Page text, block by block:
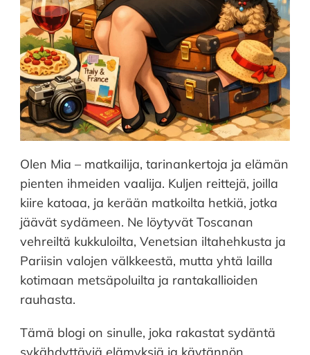
Olen Mia – matkailija, tarinankertoja ja elämän
pienten ihmeiden vaalija. Kuljen reittejä, joilla
kiire katoaa, ja kerään matkoilta hetkiä, jotka
jäävät sydämeen. Ne löytyvät Toscanan
vehreiltä kukkuloilta, Venetsian iltahehkusta ja
Pariisin valojen välkkeestä, mutta yhtä lailla
kotimaan metsäpoluilta ja rantakallioiden
rauhasta.
Tämä blogi on sinulle, joka rakastat sydäntä
sykähdyttäviä elämyksiä ja käytännön